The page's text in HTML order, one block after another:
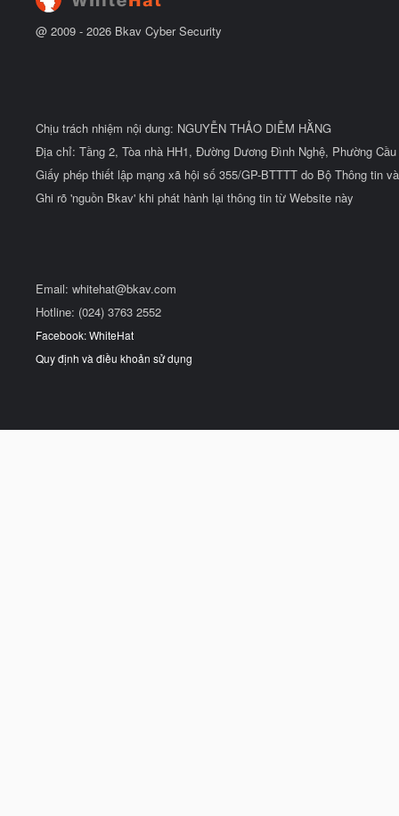
@ 2009 - 2026 Bkav Cyber Security
Chịu trách nhiệm nội dung: NGUYỄN THẢO DIỄM HẰNG
Địa chỉ: Tầng 2, Tòa nhà HH1, Đường Dương Đình Nghệ, Phường
Giấy phép thiết lập mạng xã hội số 355/GP-BTTTT do Bộ Thông tin
Ghi rõ 'nguồn Bkav' khi phát hành lại thông tin từ Website này
Email: whitehat@bkav.com
Hotline: (024) 3763 2552
Facebook: WhiteHat
Quy định và điều khoản sử dụng